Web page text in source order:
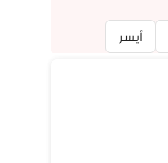
أيسر